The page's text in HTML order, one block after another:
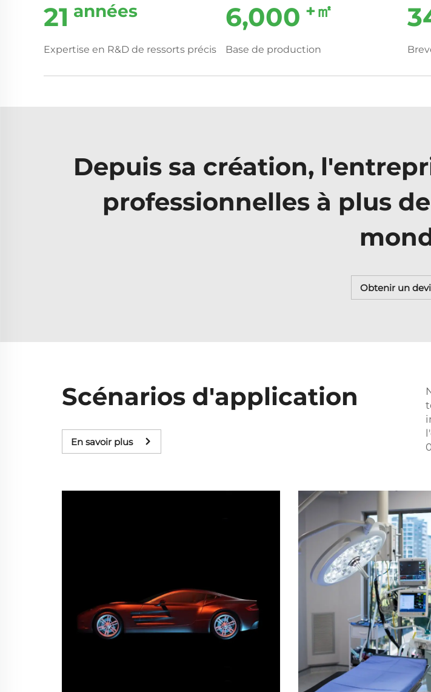
21 années
Expertise en R&D de ressorts précis
6,000 +㎡
Base de production
Depuis sa création,
professionnelles à plus de
Obtenir un
Scénarios d'application
En savoir plus